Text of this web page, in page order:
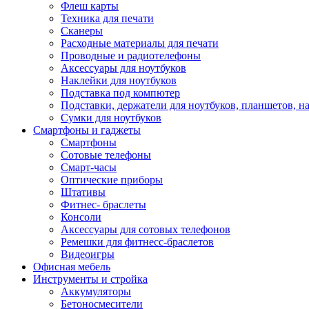
Флеш карты
Техника для печати
Сканеры
Расходные материалы для печати
Проводные и радиотелефоны
Аксессуары для ноутбуков
Наклейки для ноутбуков
Подставка под компютер
Подставки, держатели для ноутбуков, планшетов,
Сумки для ноутбуков
Смартфоны и гаджеты
Смартфоны
Сотовые телефоны
Смарт-часы
Оптические приборы
Штативы
Фитнес- браслеты
Консоли
Аксессуары для сотовых телефонов
Ремешки для фитнесс-браслетов
Видеоигры
Офисная мебель
Инструменты и стройка
Аккумуляторы
Бетоносмесители